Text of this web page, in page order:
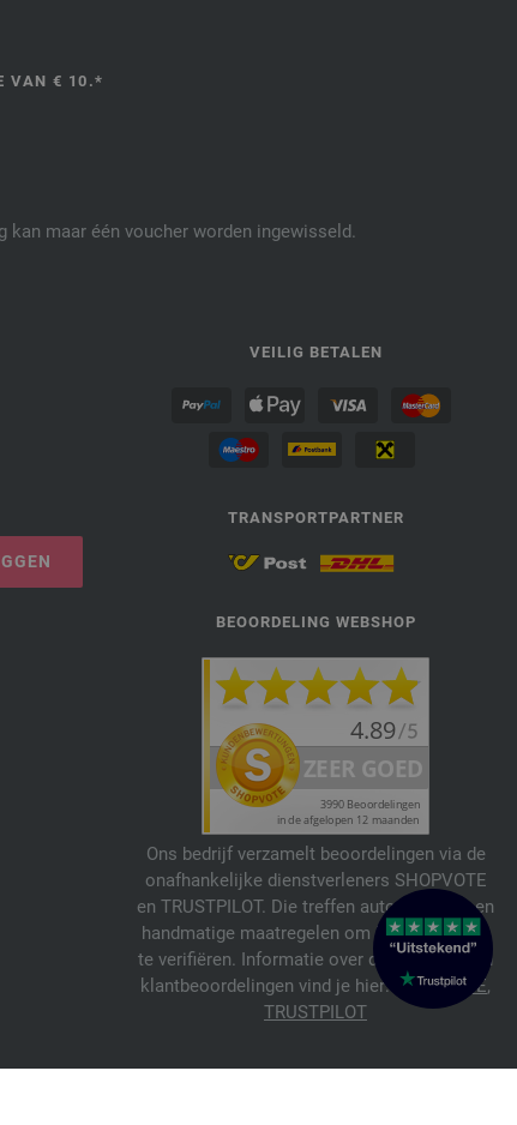
VAN € 10.*
maar één voucher worden ingewisseld.
VEILIG BETALEN
TRANSPORTPARTNER
BEOORDELING WEBSHOP
Ons bedrijf verzamelt beoordelingen via de
onafhankelijke dienstverleners SHOPVOTE
en TRUSTPILOT. Die treffen automatische en
handmatige maatregelen om beoordelingen
te verifiëren. Informatie over de echtheid van
klantbeoordelingen vind je hier: SHOPVOTE,
TRUSTPILOT